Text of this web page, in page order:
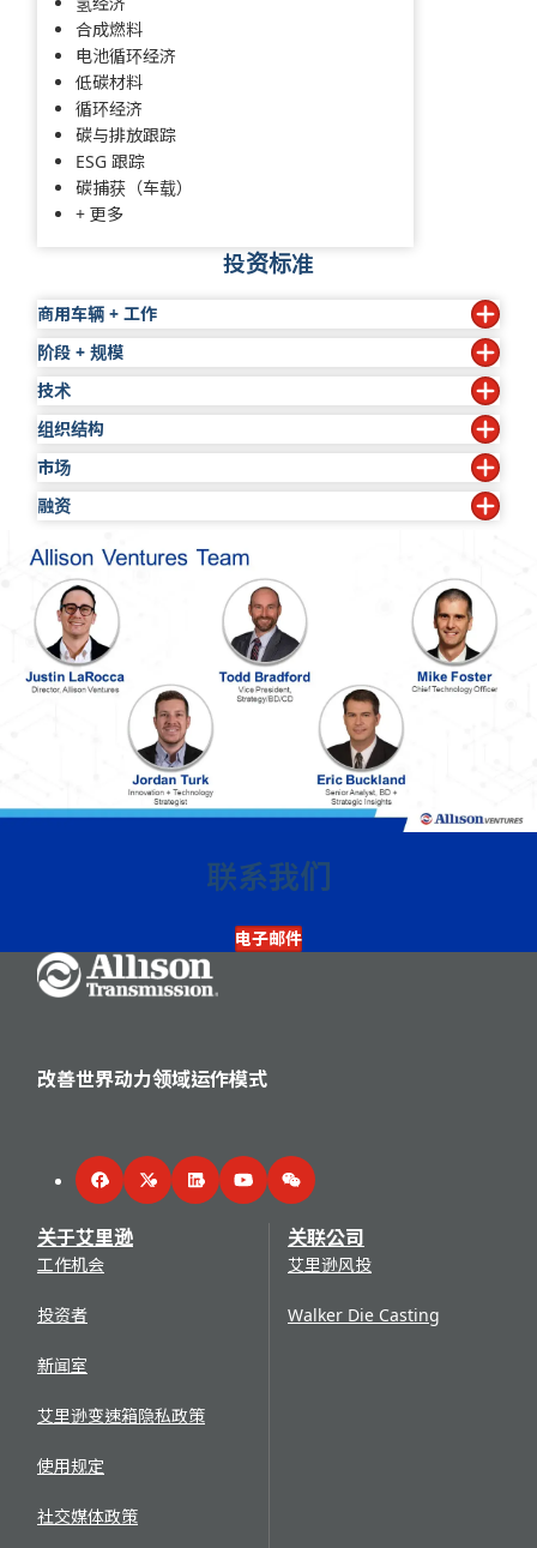
合成燃料
电池循环经济
低碳材料
循环经济
碳与排放跟踪
ESG 跟踪
碳捕获（车载）
+ 更多
投资标准
商用车辆 + 工作
塑造商用车辆和工作解决方案未来的技术。
应对以下市场领域的挑战/机遇：
公路
国防
运营
供应链
阶段 + 规模
阶段：种子轮到 B 轮融资
规模：100-500 万美元初始投资
后续投资准备金
将根据战略契合度考虑其他机会
技术
新颖、独特的颠覆性技术
应对行业挑战的明确解决方案
与众不同的技术、强大的知识产权阵容
组织结构
清晰的组织愿景和宗旨
业绩辉煌的领导团队
强大的技术和业务团队
牢固的行业关系/合作伙伴关系
市场
可获取的潜在总市场规模
预计市场份额
提供市场和行业趋势洞察的能力
融资
当前投资者
前期筹集资金
当前融资前估值
融资后估值
未来发展和扩大规模所需的资金
联系我们
电子邮件
Go Home
改善世界动力领域运作模式
FacebookTwitterLinkedInYouTubeWeChat
关于艾里逊
工作机会
投资者
新闻室
艾里逊变速箱隐私政策
使用规定
社交媒体政策
关联公司
艾里逊风投
Walker Die Casting